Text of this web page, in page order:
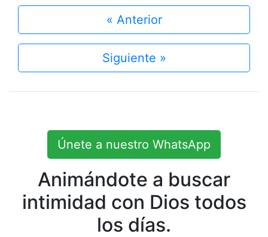
« Anterior
Siguiente »
Únete a nuestro WhatsApp
Animándote a buscar
intimidad con Dios todos
los días.